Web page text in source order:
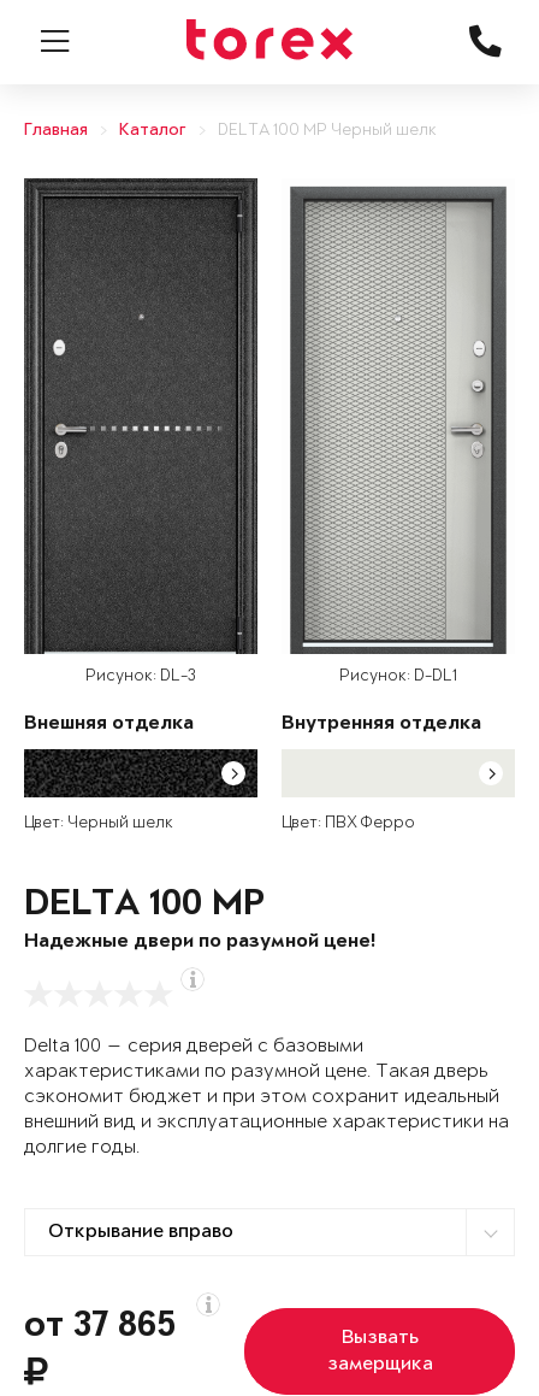
Главная Каталог DELTA 100 MP Черный шелк
Рисунок: DL-3
Внешняя отделка
Цвет: Черный шелк
Рисунок: D-DL1
Внутренняя отделка
Цвет: ПВХ Ферро
DELTA 100 MP
Надежные двери по разумной цене!
Delta 100 — серия дверей с базовыми
характеристиками по разумной цене. Такая дверь
сэкономит бюджет и при этом сохранит идеальный
внешний вид и эксплуатационные характеристики на
долгие годы.
от 37 865
Вызвать
замерщика